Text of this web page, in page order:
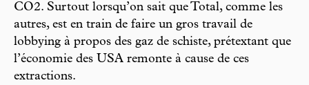
CO2. Surtout lorsqu’on sait que Total, comme les
autres, est en train de faire un gros travail de
lobbying à propos des gaz de schiste, prétextant que
l’économie des USA remonte à cause de ces
extractions.